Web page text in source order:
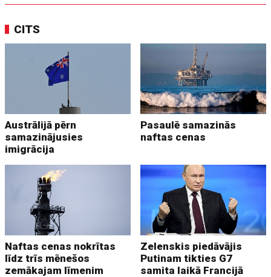
CITS
Austrālijā pērn
samazinājusies
imigrācija
Pasaulē samazinās
naftas cenas
Naftas cenas nokrītas
līdz trīs mēnešos
zemākajam līmenim
Zelenskis piedāvājis
Putinam tikties G7
samita laikā Francijā